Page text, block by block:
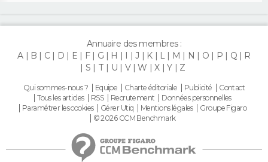
Annuaire des membres :
A
B C D E F G H I J K L M N O P Q
R
S
T U V W X Y Z
Qui sommes-nous ? Equipe Charte éditoriale Publicité
Contact
Tous les articles
RSS Recrutement
Données personnelles
Paramétrer les cookies
Gérer Utiq Mentions légales
Groupe Figaro
© 2026 CCM Benchmark